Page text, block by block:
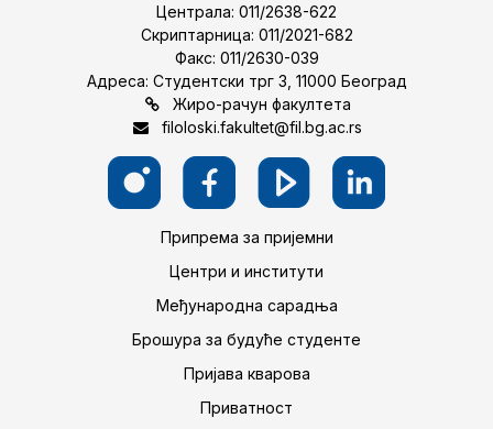
Централа: 011/2638-622
Скриптарница: 011/2021-682
Факс: 011/2630-039
Адреса: Студентски трг 3, 11000 Београд
Жиро-рачун факултета
filoloski.fakultet@fil.bg.ac.rs
Припрема за пријемни
Центри и институти
Међународна сарадња
Брошура за будуће студенте
Пријава кварова
Приватност